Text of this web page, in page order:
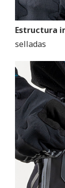
Estructura
selladas